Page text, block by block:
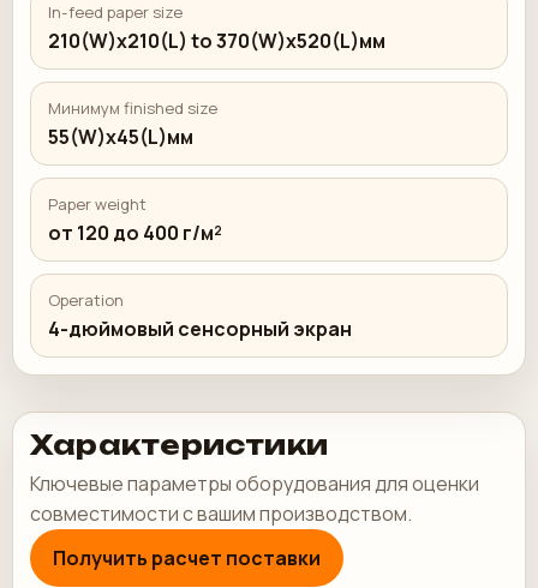
In-feed paper size
210(W)x210(L) to 370(W)x520(L)мм
Минимум finished size
55(W)x45(L)мм
Paper weight
от 120 до 400 г/м²
Operation
4-дюймовый сенсорный экран
Характеристики
Ключевые параметры оборудования для оценки
совместимости с вашим производством.
Получить расчет поставки